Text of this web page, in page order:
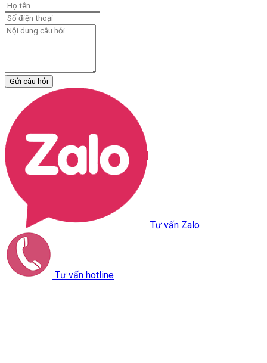
Gửi câu hỏi
Tư vấn Zalo
Tư vấn hotline